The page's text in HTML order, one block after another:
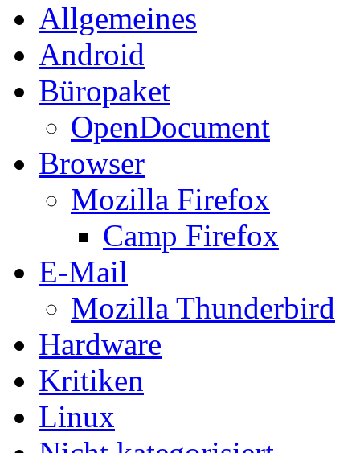
Allgemeines
Android
Büropaket
OpenDocument
Browser
Mozilla Firefox
Camp Firefox
E-Mail
Mozilla Thunderbird
Hardware
Kritiken
Linux